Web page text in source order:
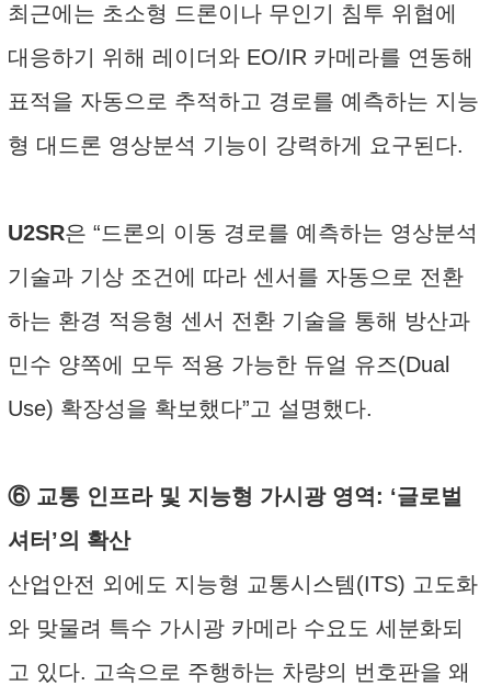
최근에는 초소형 드론이나 무인기 침투 위협에
대응하기 위해 레이더와 EO/IR 카메라를 연동해
표적을 자동으로 추적하고 경로를 예측하는 지능
형 대드론 영상분석 기능이 강력하게 요구된다.
U2SR은 “드론의 이동 경로를 예측하는 영상분석
기술과 기상 조건에 따라 센서를 자동으로 전환
하는 환경 적응형 센서 전환 기술을 통해 방산과
민수 양쪽에 모두 적용 가능한 듀얼 유즈(Dual
Use) 확장성을 확보했다”고 설명했다.
⑥ 교통 인프라 및 지능형 가시광 영역: ‘글로벌
셔터’의 확산
산업안전 외에도 지능형 교통시스템(ITS) 고도화
와 맞물려 특수 가시광 카메라 수요도 세분화되
고 있다. 고속으로 주행하는 차량의 번호판을 왜